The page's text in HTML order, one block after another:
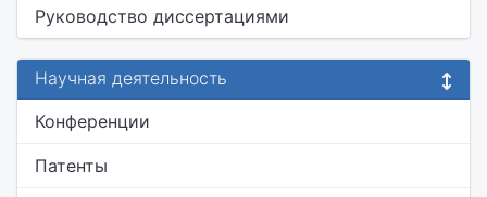
Руководство диссертациями
Научная деятельность
Конференции
Патенты